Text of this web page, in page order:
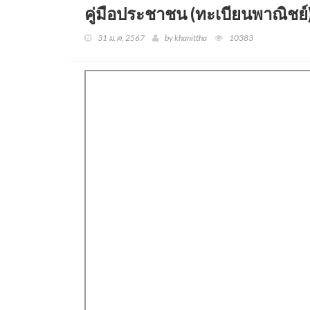
คู่มือประชาชน (ทะเบียนพาณิช
31 ม.ค. 2567 by khanittha 10383